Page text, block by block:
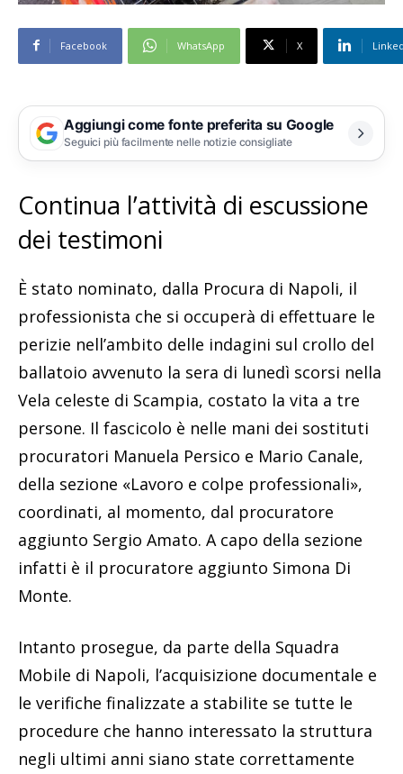
Facebook WhatsApp X
Aggiungi come fonte preferita su Google
Seguici più facilmente nelle notizie consigliate
Continua l’attività di escussione
dei testimoni
È stato nominato, dalla Procura di Napoli, il
professionista che si occuperà di effettuare le
perizie nell’ambito delle indagini sul crollo del
ballatoio avvenuto la sera di lunedì scorsi nella
Vela celeste di Scampia, costato la vita a tre
persone. Il fascicolo è nelle mani dei sostituti
procuratori Manuela Persico e Mario Canale,
della sezione «Lavoro e colpe professionali»,
coordinati, al momento, dal procuratore
aggiunto Sergio Amato. A capo della sezione
infatti è il procuratore aggiunto Simona Di
Monte.
Intanto prosegue, da parte della Squadra
Mobile di Napoli, l’acquisizione documentale e
le verifiche finalizzate a stabilite se tutte le
procedure che hanno interessato la struttura
negli ultimi anni siano state correttamente